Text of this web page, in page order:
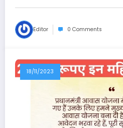
Editor 0 Comments
18/11/2023